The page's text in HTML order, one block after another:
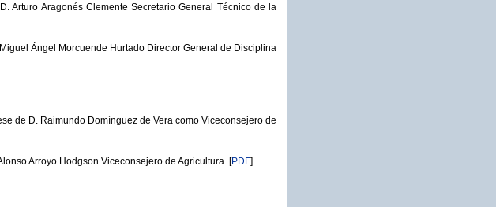
Arturo Aragonés Clemente Secretario General Técnico de la
Ángel Morcuende Hurtado Director General de Disciplina
de D. Raimundo Domínguez de Vera como Viceconsejero de
Arroyo Hodgson Viceconsejero de Agricultura. [PDF]